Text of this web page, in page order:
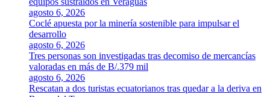
agosto 6, 2026
Coclé apuesta por la minería sostenible para impulsar el
desarrollo
agosto 6, 2026
Tres personas son investigadas tras decomiso de mercancías
valoradas en más de B/.379 mil
agosto 6, 2026
Rescatan a dos turistas ecuatorianos tras quedar a la deriva en